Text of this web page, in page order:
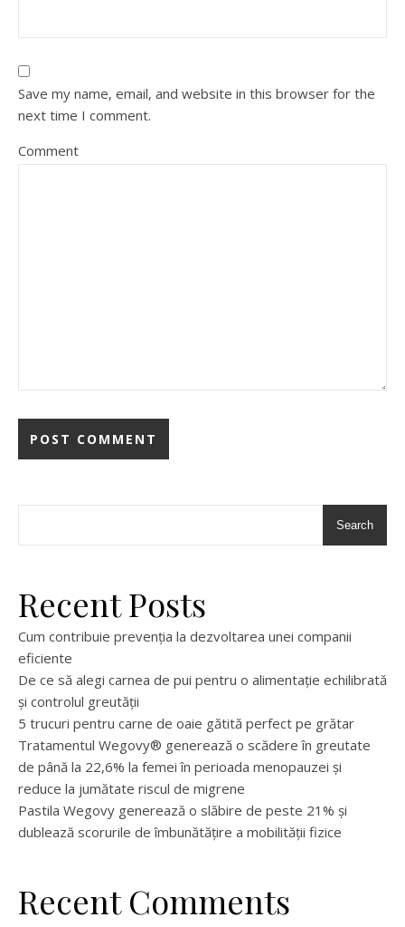
Save my name, email, and website in this browser for the
next time I comment.
Comment
Search
Recent Posts
Cum contribuie prevenția la dezvoltarea unei companii
eficiente
De ce să alegi carnea de pui pentru o alimentație echilibrată
și controlul greutății
5 trucuri pentru carne de oaie gătită perfect pe grătar
Tratamentul Wegovy® generează o scădere în greutate
de până la 22,6% la femei în perioada menopauzei și
reduce la jumătate riscul de migrene
Pastila Wegovy generează o slăbire de peste 21% și
dublează scorurile de îmbunătățire a mobilității fizice
Recent Comments